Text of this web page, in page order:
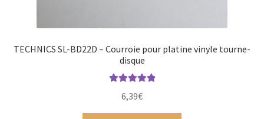
TECHNICS SL-BD22D – Courroie pour platine vinyle tourne-
disque
6,39€